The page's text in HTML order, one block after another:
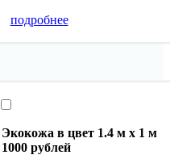
подробнее
Экокожа в цвет 1.4 м х 1 м
1000 рублей